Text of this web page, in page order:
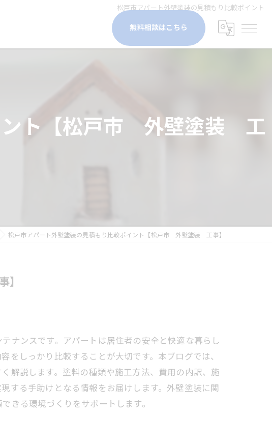
松戸市アパート外壁塗装の見積もり比較ポイント
無料相談はこちら
ント【松戸市 外壁塗装 工
松戸市アパート外壁塗装の見積もり比較ポイント【松戸市 外壁塗装 工事】
ナンスです。アパートは居住者の安全と快適な暮らし
しっかり比較することが大切です。本ブログでは、
解説します。塗料の種類や施工方法、費用の内訳、施
する手助けとなる情報をお届けします。外壁塗装に関
きる環境づくりをサポートします。